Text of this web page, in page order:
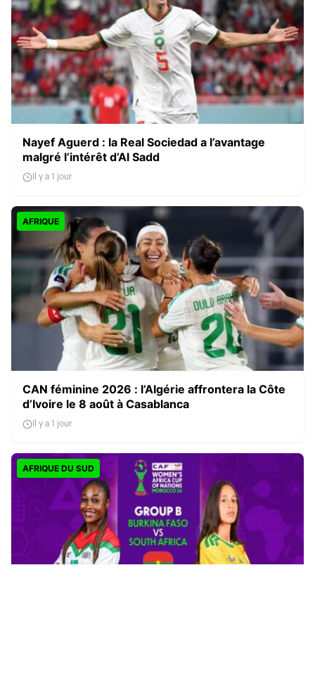
Nayef Aguerd : la Real Sociedad a l’avantage
malgré l’intérêt d’Al Sadd
Il y a 1 jour
AFRIQUE
CAN féminine 2026 : l’Algérie affrontera la Côte
d’Ivoire le 8 août à Casablanca
Il y a 1 jour
AFRIQUE DU SUD